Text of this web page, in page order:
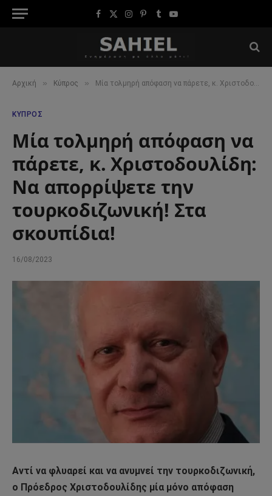
Facebook
X
Instagram
Pinterest
TumblrYouTube
Αρχική » Κύπρος » Μία τολμηρή απόφαση να πάρετε, κ. Χριστοδουλίδη: Να απορρίψετε την τουρκοδιζωνική! Στα σκουπίδια!
ΚΎΠΡΟΣ
Μία τολμηρή απόφαση να
πάρετε, κ. Χριστοδουλίδη:
Να απορρίψετε την
τουρκοδιζωνική! Στα
σκουπίδια!
16/08/2023
Αντί να φλυαρεί και να ανυμνεί την τουρκοδιζωνική,
ο Πρόεδρος Χριστοδουλίδης μία μόνο απόφαση